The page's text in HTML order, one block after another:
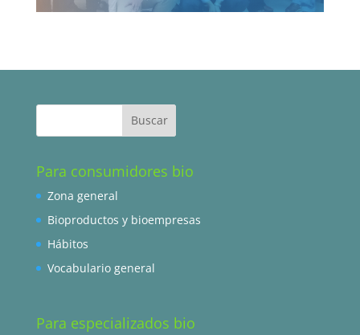
Para consumidores bio
Zona general
Bioproductos y bioempresas
Hábitos
Vocabulario general
Para especializados bio